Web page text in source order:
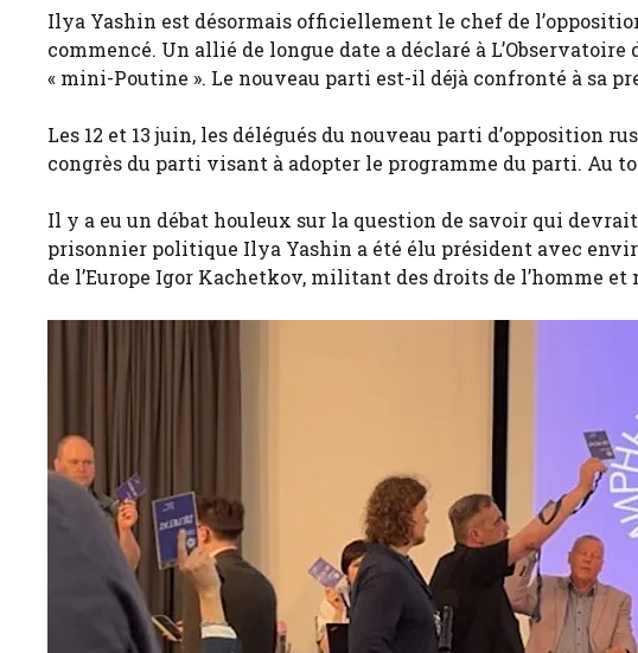
Ilya Yashin est désormais officiellement le chef de
commencé. Un allié de longue date a déclaré à
« mini-Poutine ». Le nouveau parti est-il déjà confronté à sa
Les 12 et 13 juin, les délégués du nouveau parti d’opposition
congrès du parti visant à adopter le programme du parti. Au
Il y a eu un débat houleux sur la question de savoir qui
prisonnier politique Ilya Yashin a été élu président avec
de l’Europe Igor Kachetkov, militant des droits de l’homme